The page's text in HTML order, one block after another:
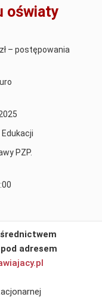
oświaty
– postępowania
PZP.
adresem